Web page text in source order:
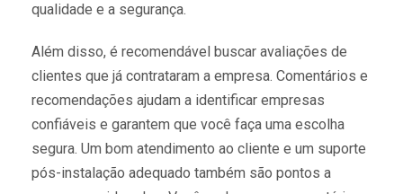
qualidade e a segurança.
Além disso, é recomendável buscar avaliações de
clientes que já contrataram a empresa. Comentários e
recomendações ajudam a identificar empresas
confiáveis e garantem que você faça uma escolha
segura. Um bom atendimento ao cliente e um suporte
pós-instalação adequado também são pontos a